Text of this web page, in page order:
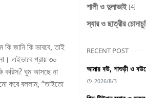
জানি কি ভাববে, তাই
এইভাবে প্রায় ৩০
করিস? ঘুম আসছে না
করে বললাম, “তাইতো
শালী ও দুলাভাই [4]
স্যার ও ছাত্রীর
RECENT POST
আমার বউ, শাশুড়ী ও
2026/8/3